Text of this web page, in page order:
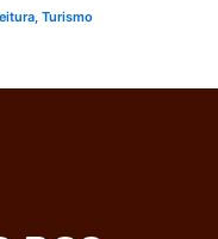
,Turismo